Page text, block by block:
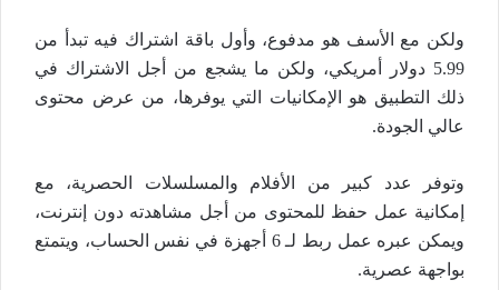
ولكن مع الأسف هو مدفوع، وأول باقة اشتراك فيه تبدأ من
5.99 دولار أمريكي، ولكن ما يشجع من أجل الاشتراك في
ذلك التطبيق هو الإمكانيات التي يوفرها، من عرض محتوى
عالي الجودة.
وتوفر عدد كبير من الأفلام والمسلسلات الحصرية، مع
إمكانية عمل حفظ للمحتوى من أجل مشاهدته دون إنترنت،
ويمكن عبره عمل ربط لـ 6 أجهزة في نفس الحساب، ويتمتع
بواجهة عصرية.